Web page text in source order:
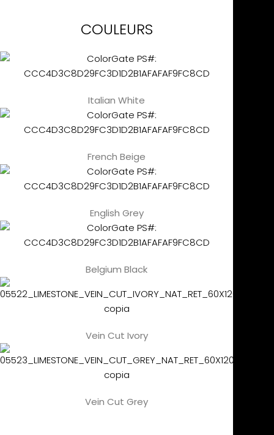
COULEURS
Italian White
French Beige
English Grey
Belgium Black
Vein Cut Ivory
Vein Cut Grey